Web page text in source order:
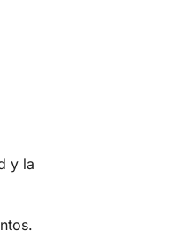
y la